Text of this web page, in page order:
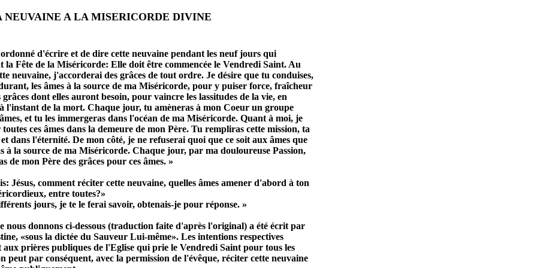
A LA MISERICORDE DIVINE
ordonné d'écrire et de dire cette neuvaine pendant les neuf jours qui
la Fête de la Miséricorde: Elle doit être commencée le Vendredi Saint. Au
neuvaine, j'accorderai des grâces de tout ordre. Je désire que tu conduises,
les âmes à la source de ma Miséricorde, pour y puiser force, fraîcheur
grâces dont elles auront besoin, pour vaincre les lassitudes de la vie, en
l'instant de la mort. Chaque jour, tu amèneras à mon Coeur un groupe
et tu les immergeras dans l'océan de ma Miséricorde. Quant à moi, je
ces âmes dans la demeure de mon Père. Tu rempliras cette mission, ta
dans l'éternité. De mon côté, je ne refuserai quoi que ce soit aux âmes que
à la source de ma Miséricorde. Chaque jour, par ma douloureuse Passion,
de mon Père des grâces pour ces âmes. »
Jésus, comment réciter cette neuvaine, quelles âmes amener d'abord à ton
entre toutes?»
jours, je te le ferai savoir, obtenais-je pour réponse. »
nous donnons ci-dessous (traduction faite d'après l'original) a été écrit par
«sous la dictée du Sauveur Lui-même». Les intentions respectives
aux prières publiques de l'Eglise qui prie le Vendredi Saint pour tous les
peut par conséquent, avec la permission de l'évêque, réciter cette neuvaine